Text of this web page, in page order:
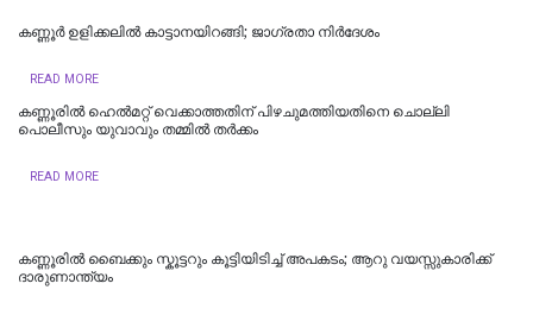
കണ്ണൂര്‍ ഉളിക്കലില്‍ കാട്ടാനയിറങ്ങി; ജാഗ്രതാ നിര്‍ദേശം
READ MORE
കണ്ണൂരില്‍ ഹെല്‍മറ്റ് വെക്കാത്തതിന് പിഴചുമത്തിയതിനെ ചൊല്ലി
പൊലീസും യുവാവും തമ്മില്‍ തര്‍ക്കം
READ MORE
കണ്ണൂരില്‍ ബൈക്കും സ്കൂട്ടറും കൂട്ടിയിടിച്ച് അപകടം; ആറു വയസ്സുകാരിക്ക്
ദാരുണാന്ത്യം